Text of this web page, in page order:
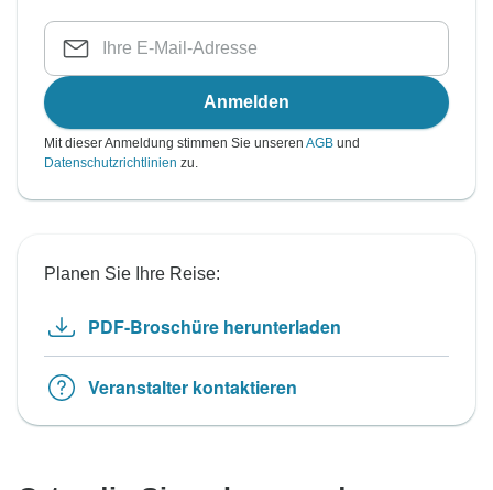
Anmelden
Mit dieser Anmeldung stimmen Sie unseren AGB und
Datenschutzrichtlinien zu.
Planen Sie Ihre Reise:
PDF-Broschüre herunterladen
Veranstalter kontaktieren